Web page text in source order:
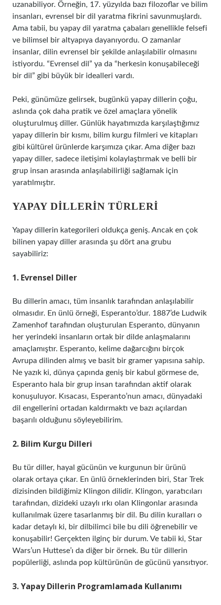
uzanabiliyor. Örneğin, 17. yüzyılda bazı filozoflar ve bilim
insanları, evrensel bir dil yaratma fikrini savunmuşlardı.
Ama tabii, bu yapay dil yaratma çabaları genellikle felsefi
ve bilimsel bir altyapıya dayanıyordu. O zamanlar
insanlar, dilin evrensel bir şekilde anlaşılabilir olmasını
istiyordu. “Evrensel dil” ya da “herkesin konuşabileceği
bir dil” gibi büyük bir idealleri vardı.
Peki, günümüze gelirsek, bugünkü yapay dillerin çoğu,
aslında çok daha pratik ve özel amaçlara yönelik
oluşturulmuş diller. Günlük hayatımızda karşılaştığımız
yapay dillerin bir kısmı, bilim kurgu filmleri ve kitapları
gibi kültürel ürünlerde karşımıza çıkar. Ama diğer bazı
yapay diller, sadece iletişimi kolaylaştırmak ve belli bir
grup insan arasında anlaşılabilirliği sağlamak için
yaratılmıştır.
YAPAY DILLERIN TÜRLERI
Yapay dillerin kategorileri oldukça geniş. Ancak en çok
bilinen yapay diller arasında şu dört ana grubu
sayabiliriz:
1. Evrensel Diller
Bu dillerin amacı, tüm insanlık tarafından anlaşılabilir
olmasıdır. En ünlü örneği, Esperanto’dur. 1887’de Ludwik
Zamenhof tarafından oluşturulan Esperanto, dünyanın
her yerindeki insanların ortak bir dilde anlaşmalarını
amaçlamıştır. Esperanto, kelime dağarcığını birçok
Avrupa dilinden almış ve basit bir gramer yapısına sahip.
Ne yazık ki, dünya çapında geniş bir kabul görmese de,
Esperanto hala bir grup insan tarafından aktif olarak
konuşuluyor. Kısacası, Esperanto’nun amacı, dünyadaki
dil engellerini ortadan kaldırmaktı ve bazı açılardan
başarılı olduğunu söyleyebilirim.
2. Bilim Kurgu Dilleri
Bu tür diller, hayal gücünün ve kurgunun bir ürünü
olarak ortaya çıkar. En ünlü örneklerinden biri, Star Trek
dizisinden bildiğimiz Klingon dilidir. Klingon, yaratıcıları
tarafından, dizideki uzaylı ırkı olan Klingonlar arasında
kullanılmak üzere tasarlanmış bir dil. Bu dilin kuralları o
kadar detaylı ki, bir dilbilimci bile bu dili öğrenebilir ve
konuşabilir! Gerçekten ilginç bir durum. Ve tabii ki, Star
Wars’un Huttese’ı da diğer bir örnek. Bu tür dillerin
popülerliği, aslında pop kültürünün de gücünü yansıtıyor.
3. Yapay Dillerin Programlamada Kullanımı